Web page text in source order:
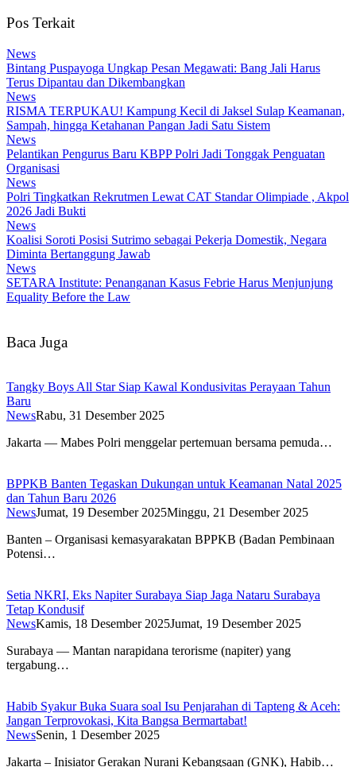
Pos Terkait
News
Bintang Puspayoga Ungkap Pesan Megawati: Bang Jali Harus
Terus Dipantau dan Dikembangkan
News
RISMA TERPUKAU! Kampung Kecil di Jaksel Sulap Keamanan,
Sampah, hingga Ketahanan Pangan Jadi Satu Sistem
News
Pelantikan Pengurus Baru KBPP Polri Jadi Tonggak Penguatan
Organisasi
News
Polri Tingkatkan Rekrutmen Lewat CAT Standar Olimpiade , Akpol
2026 Jadi Bukti
News
Koalisi Soroti Posisi Sutrimo sebagai Pekerja Domestik, Negara
Diminta Bertanggung Jawab
News
SETARA Institute: Penanganan Kasus Febrie Harus Menjunjung
Equality Before the Law
Baca Juga
Tangky Boys All Star Siap Kawal Kondusivitas Perayaan Tahun
Baru
NewsRabu, 31 Desember 2025
Jakarta — Mabes Polri menggelar pertemuan bersama pemuda…
BPPKB Banten Tegaskan Dukungan untuk Keamanan Natal 2025
dan Tahun Baru 2026
NewsJumat, 19 Desember 2025Minggu, 21 Desember 2025
Banten – Organisasi kemasyarakatan BPPKB (Badan Pembinaan
Potensi…
Setia NKRI, Eks Napiter Surabaya Siap Jaga Nataru Surabaya
Tetap Kondusif
NewsKamis, 18 Desember 2025Jumat, 19 Desember 2025
Surabaya — Mantan narapidana terorisme (napiter) yang
tergabung…
Habib Syakur Buka Suara soal Isu Penjarahan di Tapteng & Aceh:
Jangan Terprovokasi, Kita Bangsa Bermartabat!
NewsSenin, 1 Desember 2025
Jakarta – Inisiator Gerakan Nurani Kebangsaan (GNK), Habib…